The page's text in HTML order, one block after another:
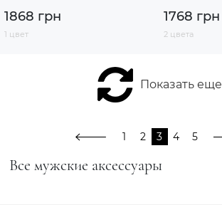
Все мужские аксессуары
1868 грн
1 цвет
1768 грн
2 цвета
Показать еще
1 2 3 4 5